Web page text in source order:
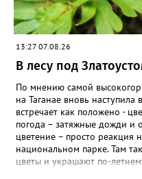
13:27 07.08.26
В лесу под
По мнению самой
на Таганае вновь
встречает как положено -
погода – затяжные дожди и
цветение – просто реакция
национальном парке. Там
цветы и украшают по-